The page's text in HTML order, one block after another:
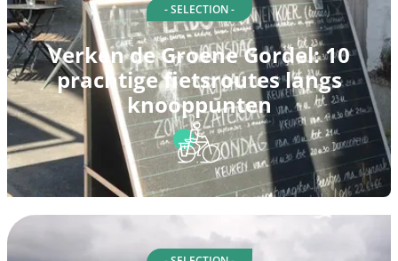
- SELECTION -
Verken de Groene Gordel: 10
prachtige fietsroutes langs
knooppunten